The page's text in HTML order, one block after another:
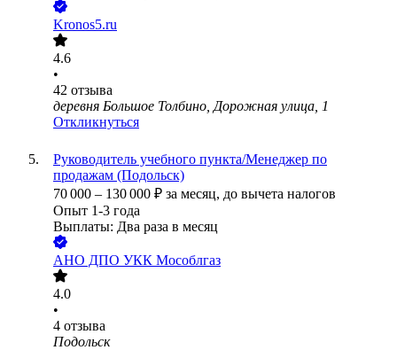
Kronos5.ru
4.6
•
42 отзыва
деревня Большое Толбино, Дорожная улица, 1
Откликнуться
Руководитель учебного пункта/Менеджер по
продажам (Подольск)
70 000 – 130 000 ₽ за месяц, до вычета налогов
Опыт 1-3 года
Выплаты: Два раза в месяц
АНО ДПО УКК Мособлгаз
4.0
•
4 отзыва
Подольск